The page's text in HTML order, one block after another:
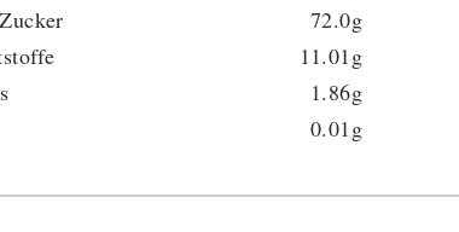
72.0g
11.01g
1.86g
0.01g